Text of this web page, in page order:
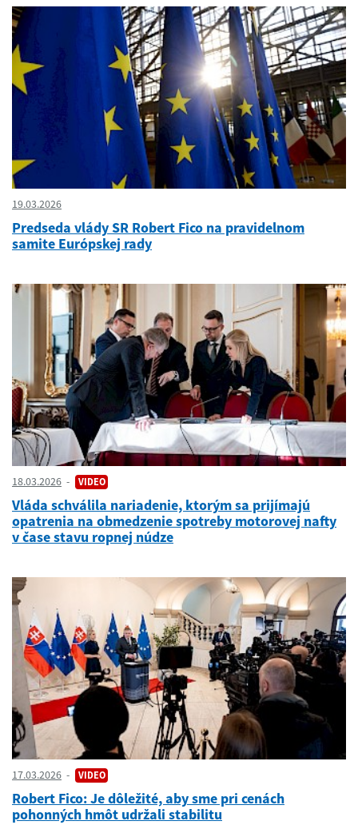
19.03.2026
Predseda vlády SR Robert Fico na pravidelnom
samite Európskej rady
18.03.2026 VIDEO
Vláda schválila nariadenie, ktorým sa prijímajú
opatrenia na obmedzenie spotreby motorovej nafty
v čase stavu ropnej núdze
17.03.2026 VIDEO
Robert Fico: Je dôležité, aby sme pri cenách
pohonných hmôt udržali stabilitu